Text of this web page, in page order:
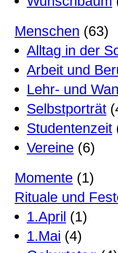
Menschen (63)
Alltag in der
Arbeit und
Lehr- und
Selbstporträt
Studentenzeit
Vereine (6)
Momente (1)
Rituale und
1.April (1)
1.Mai (4)